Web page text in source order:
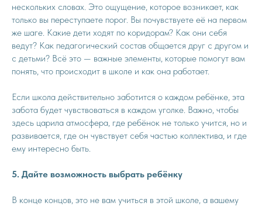
нескольких словах. Это ощущение, которое возникает, как
только вы переступаете порог. Вы почувствуете её на первом
же шаге. Какие дети ходят по коридорам? Как они себя
ведут? Как педагогический состав общается друг с другом и
с детьми? Всё это — важные элементы, которые помогут вам
понять, что происходит в школе и как она работает.
Если школа действительно заботится о каждом ребёнке, эта
забота будет чувствоваться в каждом уголке. Важно, чтобы
здесь царила атмосфера, где ребёнок не только учится, но и
развивается, где он чувствует себя частью коллектива, и где
ему интересно быть.
5. Дайте возможность выбрать ребёнку
В конце концов, это не вам учиться в этой школе, а вашему